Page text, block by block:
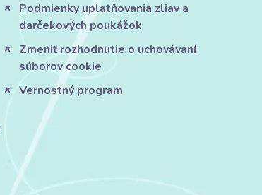
Podmienky uplatňovania zliav a
darčekových poukážok
Zmeniť rozhodnutie o uchovávaní
súborov cookie
Vernostný program